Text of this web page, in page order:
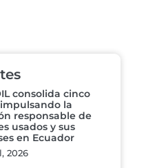
consolida cinco
la
responsable de
usados y sus
en Ecuador
2026